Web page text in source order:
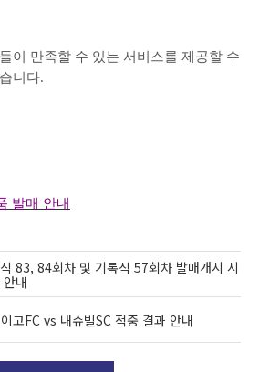
이 만족할 수 있는 서비스를 제공할 수
니다.
발매 안내
83, 84회차 및 기록식 57회차 발매개시 시
내
고FC vs 내슈빌SC 적중 결과 안내